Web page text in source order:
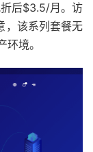
后$3.5/月。访
，该系列套餐无
境。